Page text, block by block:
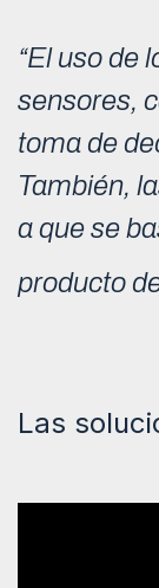
“El uso de
sensores,
toma de
También,
a que se
producto
Las